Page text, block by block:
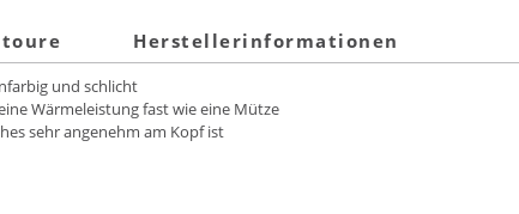
Herstellerinformationen
und schlicht
Wärmeleistung fast wie eine Mütze
sehr angenehm am Kopf ist